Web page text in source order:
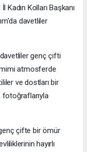
Kadın Kolları Başkanı
davetliler
genç çifti
atmosferde
ve dostları bir
fotoğraflarıyla
çifte bir ömür
hayırlı